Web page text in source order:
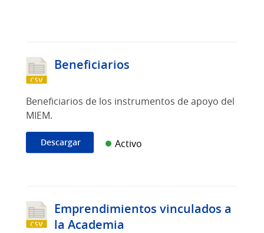
Beneficiarios
Beneficiarios de los instrumentos de apoyo del
MIEM.
Descargar Activo
Emprendimientos vinculados a
la Academia